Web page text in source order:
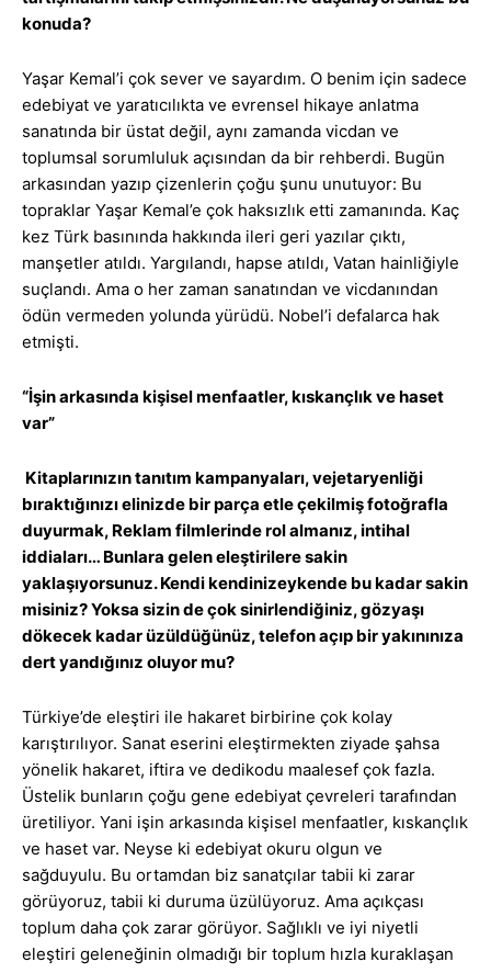
konuda?
Yaşar Kemal’i çok sever ve sayardım. O benim için sadece
edebiyat ve yaratıcılıkta ve evrensel hikaye anlatma
sanatında bir üstat değil, aynı zamanda vicdan ve
toplumsal sorumluluk açısından da bir rehberdi. Bugün
arkasından yazıp çizenlerin çoğu şunu unutuyor: Bu
topraklar Yaşar Kemal’e çok haksızlık etti zamanında. Kaç
kez Türk basınında hakkında ileri geri yazılar çıktı,
manşetler atıldı. Yargılandı, hapse atıldı, Vatan hainliğiyle
suçlandı. Ama o her zaman sanatından ve vicdanından
ödün vermeden yolunda yürüdü. Nobel’i defalarca hak
etmişti.
“İşin arkasında kişisel menfaatler, kıskançlık ve haset
var”
Kitaplarınızın tanıtım kampanyaları, vejetaryenliği
bıraktığınızı elinizde bir parça etle çekilmiş fotoğrafla
duyurmak, Reklam filmlerinde rol almanız, intihal
iddiaları… Bunlara gelen eleştirilere sakin
yaklaşıyorsunuz. Kendi kendinizeykende bu kadar sakin
misiniz? Yoksa sizin de çok sinirlendiğiniz, gözyaşı
dökecek kadar üzüldüğünüz, telefon açıp bir yakınınıza
dert yandığınız oluyor mu?
Türkiye’de eleştiri ile hakaret birbirine çok kolay
karıştırılıyor. Sanat eserini eleştirmekten ziyade şahsa
yönelik hakaret, iftira ve dedikodu maalesef çok fazla.
Üstelik bunların çoğu gene edebiyat çevreleri tarafından
üretiliyor. Yani işin arkasında kişisel menfaatler, kıskançlık
ve haset var. Neyse ki edebiyat okuru olgun ve
sağduyulu. Bu ortamdan biz sanatçılar tabii ki zarar
görüyoruz, tabii ki duruma üzülüyoruz. Ama açıkçası
toplum daha çok zarar görüyor. Sağlıklı ve iyi niyetli
eleştiri geleneğinin olmadığı bir toplum hızla kuraklaşan